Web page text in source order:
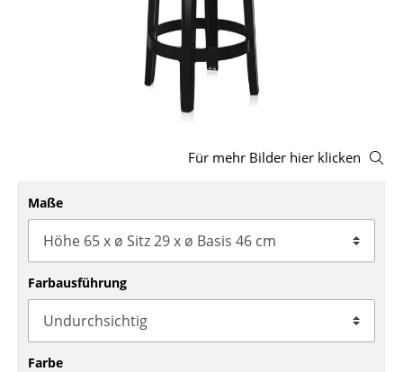
Schaukelstühle
Bürodrehstühle
Konferenzstühle
Bürosessel
Einzelteile
Für mehr Bilder hier klicken
Maße
Farbausführung
Farbe